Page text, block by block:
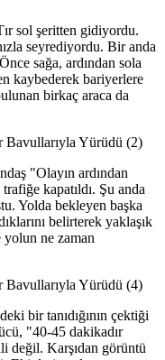
sol şeritten gidiyordu.
seyrediyordu. Bir anda
sağa, ardından sola
kaybederek bariyerlere
birkaç araca da
"Olayın ardından
kapatıldı. Şu anda
Yolda bekleyen başka
belirterek yaklaşık
ne zaman
bir tanıdığının çektiği
"40-45 dakikadır
değil. Karşıdan görüntü